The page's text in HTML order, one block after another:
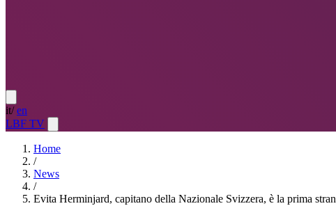
it/ en
LBF TV
Home
/
News
/
Evita Herminjard, capitano della Nazionale Svizzera, è la prima